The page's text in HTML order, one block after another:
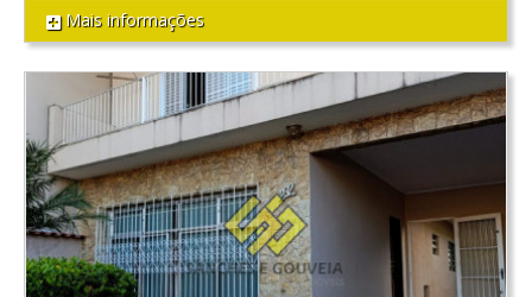
Mais informações